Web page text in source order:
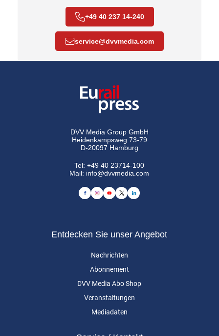
+49 40 237 14-240
service@dvvmedia.com
DVV Media Group GmbH
Heidenkampsweg 73-79
D-20097 Hamburg
Tel:+49 40 23714-100
Mail: info@dvvmedia.com
Entdecken Sie unser Angebot
Nachrichten
Abonnement
DVV Media Abo Shop
Veranstaltungen
Mediadaten